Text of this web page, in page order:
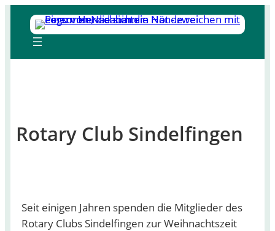
Inhalt
springen
Rotary Club Sindelfingen
Seit einigen Jahren spenden die Mitglieder des
Rotary Clubs Sindelfingen zur Weihnachtszeit